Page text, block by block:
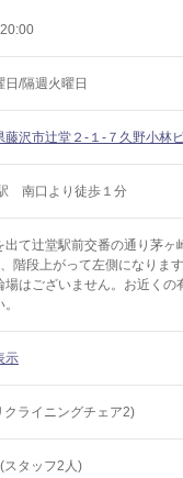
日/隔週火曜日
藤沢市辻堂２-１-７久野小林
南口より徒歩１分
出て辻堂駅前交番の通り茅ヶ
階段上がって左側になりま
場はございません。お近くの
示
クライニングチェア2)
スタッフ2人)